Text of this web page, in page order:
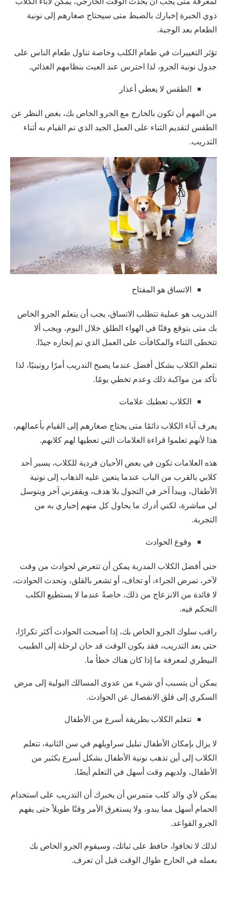
ذوي الخبرة إخبارك بالضبط متى سيحتاج صغارهم إلى نونية
الطعام بعد الوجبة.
تؤثر التغييرات في طعام الكلب وخاصة تناول طعام الناس على
جدول نونية الجرو، لذا احترس عند العبث بنظامهم الغذائي.
الطقس لا يعطي أعذار
من المهم أن تكون بالخارج مع الجرو الخاص بك، بغض النظر عن
الطقس لتقديم الثناء على العمل الجيد الذي تم القيام به أثناء
التدريب.
الاتساق هو المفتاح
التدريب هو عملية تتطلب الاتساق، يجب أن يتعلم الجرو الخاص
بك متى يتوقع وقتًا في الهواء الطلق خلال اليوم، ويجب ألا
تتخطى الثناء والمكافآت على العمل الذي تم إنجازه جيدًا.
تتعلم الكلاب بشكل أفضل عندما يصبح التدريب أمرًا روتينيًا، لذا
تأكد من مواكبة ذلك وعدم تخطي يومًا.
الكلاب تعطيك علامات
يعرف آباء الكلاب دائمًا متى يحتاج صغارهم إلى القيام بأعمالهم،
هذا لأنهم تعلموا قراءة العلامات التي تعطيها لهم كلابهم.
هذه العلامات تكون في بعض الأحيان فردية للكلاب، يسير أحد
كلابي بالقرب من الباب عندما يتعين عليه الذهاب إلى نونية
الأطفال، ويبدأ آخر في التجول بلا هدف، ويقفزني آخر ويتوسل
لي مباشرة، لكني أدرك ما يحاول كل منهم إخباري به من
التجربة.
وقوع الحوادث
حتى أفضل الكلاب المدربة يمكن أن تتعرض لحوادث من وقت
لآخر، تمرض الجراء، أو تخاف، أو تشعر بالقلق، وتحدث الحوادث،
لا فائدة من الانزعاج من ذلك، خاصةً عندما لا يستطيع الكلب
التحكم فيه.
راقب سلوك الجرو الخاص بك، إذا أصبحت الحوادث أكثر تكرارًا،
حتى بعد التدريب، فقد يكون الوقت قد حان لرحلة إلى الطبيب
البيطري لمعرفة ما إذا كان هناك خطأ ما.
يمكن أن يتسبب أي شيء من عدوى المسالك البولية إلى مرض
السكري إلى قلق الانفصال عن الحوادث.
تتعلم الكلاب بطريقة أسرع من الأطفال
لا يزال بإمكان الأطفال تبليل سراويلهم في سن الثانية، تتعلم
الكلاب إلى أين تذهب نونية الأطفال بشكل أسرع بكثير من
الأطفال، ولديهم وقت أسهل في التعلم أيضًا.
يمكن لأي والد كلب متمرس أن يخبرك أن التدريب على استخدام
الحمام أسهل مما يبدو، ولا يستغرق الأمر وقتًا طويلاً حتى يفهم
الجرو القواعد.
لذلك لا تخافوا، حافظ على ثباتك، وسيقوم الجرو الخاص بك
بعمله في الخارج طوال الوقت قبل أن تعرف.